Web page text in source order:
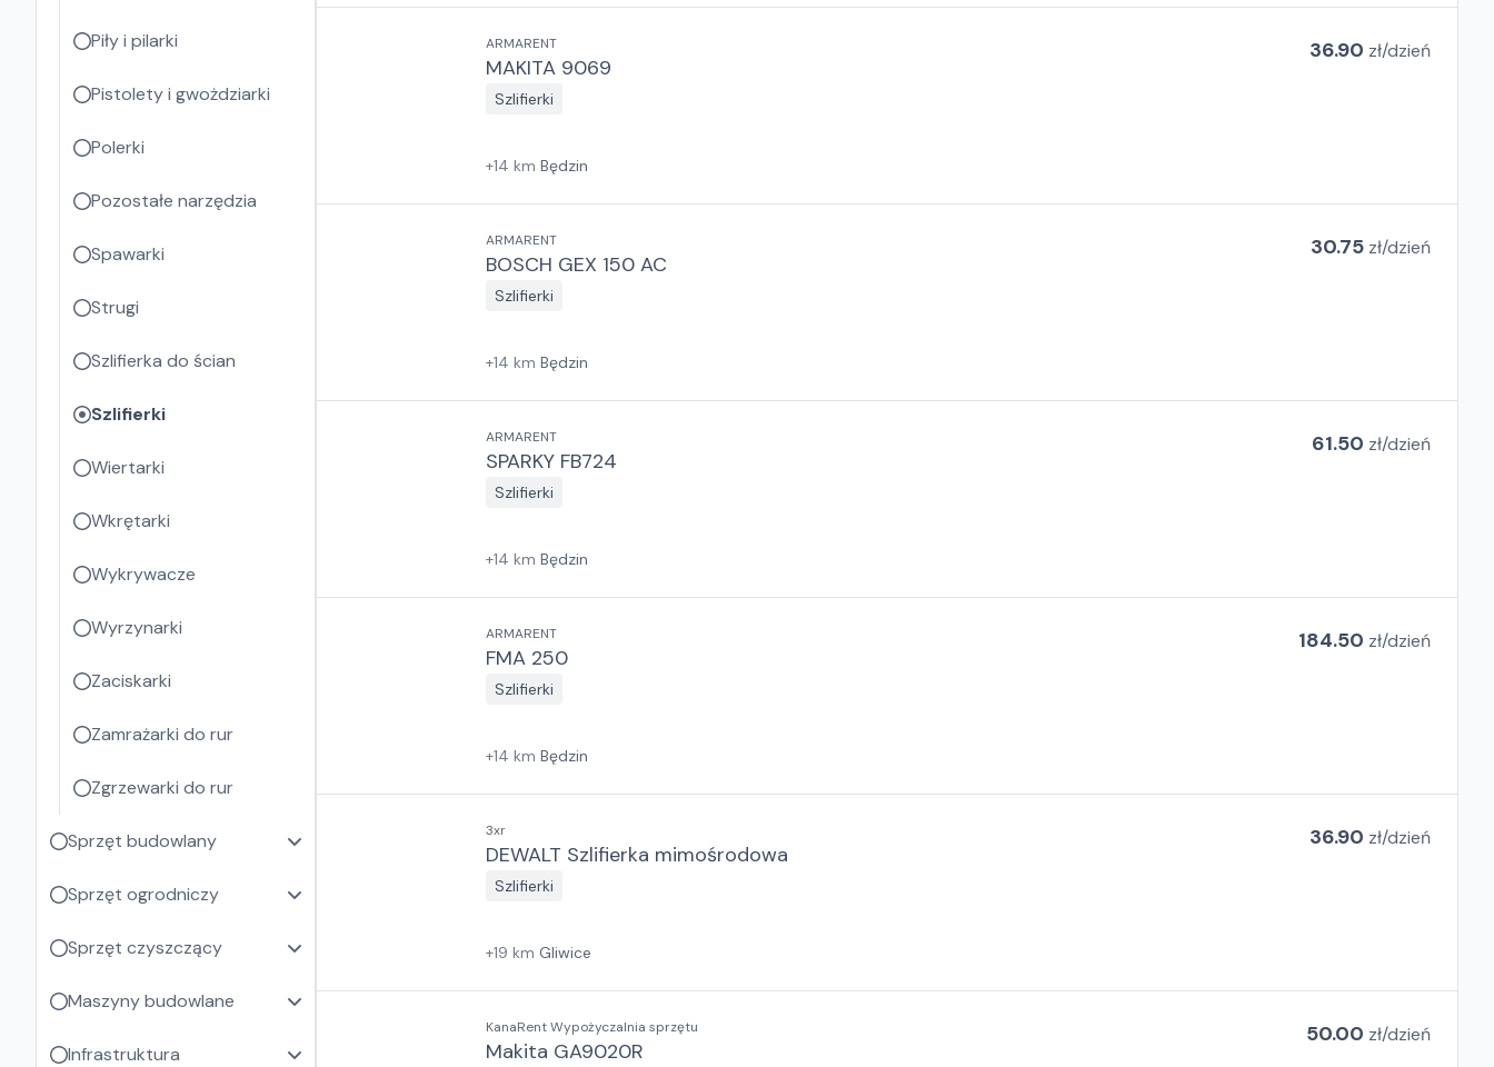
ARMARENT
MAKITA 9069
Szlifierki
36.90 zł/dzień
+14 km Będzin
ARMARENT
BOSCH GEX 150 AC
Szlifierki
30.75 zł/dzień
+14 km Będzin
ARMARENT
SPARKY FB724
Szlifierki
61.50 zł/dzień
+14 km Będzin
ARMARENT
FMA 250
Szlifierki
184.50 zł/dzień
+14 km Będzin
3xr
DEWALT Szlifierka mimośrodowa
Szlifierki
36.90 zł/dzień
+19 km Gliwice
KanaRent Wypożyczalnia sprzętu
Makita GA9020R
50.00 zł/dzień
Piły i pilarki
Pistolety i gwożdziarki
Polerki
Pozostałe narzędzia
Spawarki
Strugi
Szlifierka do ścian
Szlifierki
Wiertarki
Wkrętarki
Wykrywacze
Wyrzynarki
Zaciskarki
Zamrażarki do rur
Zgrzewarki do rur
Sprzęt budowlany
Sprzęt ogrodniczy
Sprzęt czyszczący
Maszyny budowlane
Infrastruktura